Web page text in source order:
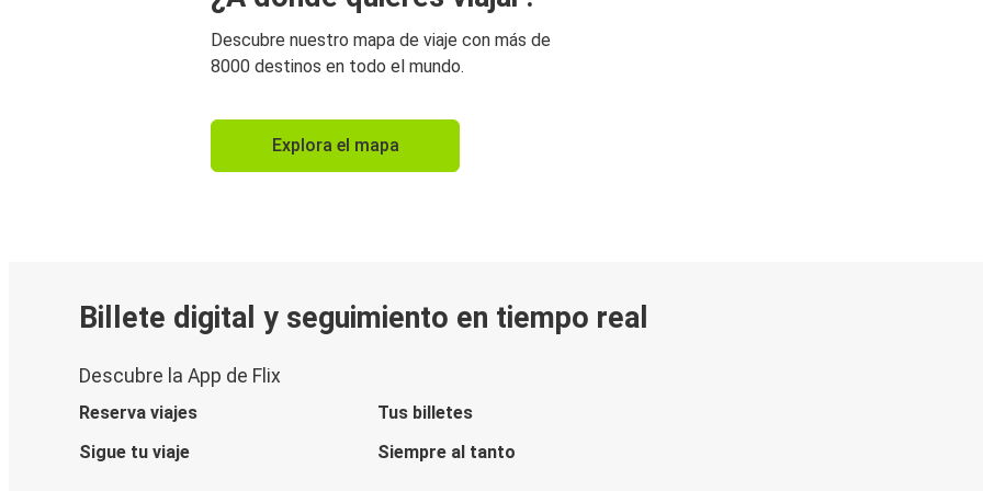
Descubre nuestro mapa de viaje con más de
8000 destinos en todo el mundo.
Explora el mapa
Billete digital y seguimiento en tiempo real
Descubre la App de Flix
Reserva viajes
Tus billetes
Sigue tu viaje
Siempre al tanto